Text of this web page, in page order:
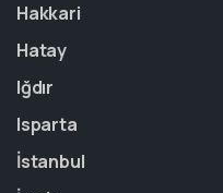
Hakkari
Hatay
Iğdır
Isparta
İstanbul